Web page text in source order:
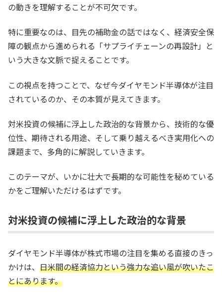
の動きを理解することが不可欠です。
特に重要なのは、目先の補助金の話ではなく、経済安全保
障の観点から進められる「サプライチェーンの再設計」と
いう大きな文脈で捉えることです。
この視点を持つことで、なぜ今ダイヤモンド半導体が注目
されているのか、その本質が見えてきます。
対米投資の候補に浮上した政治的な背景から、技術的な優
位性、期待される用途、そして乗り越えるべき実用化への
課題まで、多角的に解説していきます。
このテーマが、いかに壮大で長期的な可能性を秘めている
かをご理解いただけるはずです。
対米投資の候補に浮上した政治的な背景
ダイヤモンド半導体が株式市場の注目を集める直接のきっ
かけは、 日米間の経済協力という強力な追い風が吹いたこ
とにあります。